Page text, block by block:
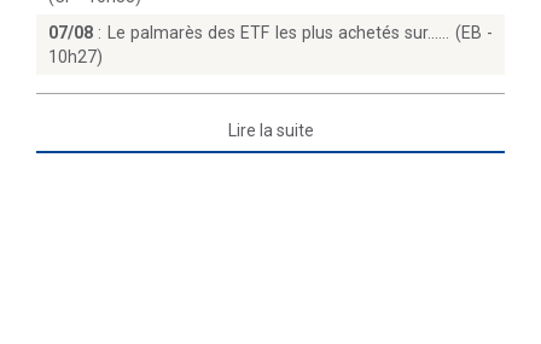
07/08 :
Le palmarès des ETF les plus achetés sur...… (EB -
10h27)
Lire la suite